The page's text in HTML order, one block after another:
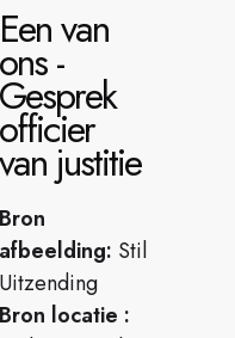
Een van
ons -
Gesprek
officier
van justitie
Bron
afbeelding: Stil
Uitzending
Bron locatie :